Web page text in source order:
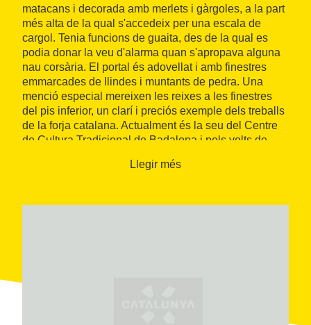
matacans i decorada amb merlets i gàrgoles, a la part
més alta de la qual s'accedeix per una escala de
cargol. Tenia funcions de guaita, des de la qual es
podia donar la veu d'alarma quan s'apropava alguna
nau corsària. El portal és adovellat i amb finestres
emmarcades de llindes i muntants de pedra. Una
menció especial mereixen les reixes a les finestres
del pis inferior, un clarí i preciós exemple dels treballs
de la forja catalana. Actualment és la seu del Centre
de Cultura Tradicional de Badalona i pels volts de
Llegir més